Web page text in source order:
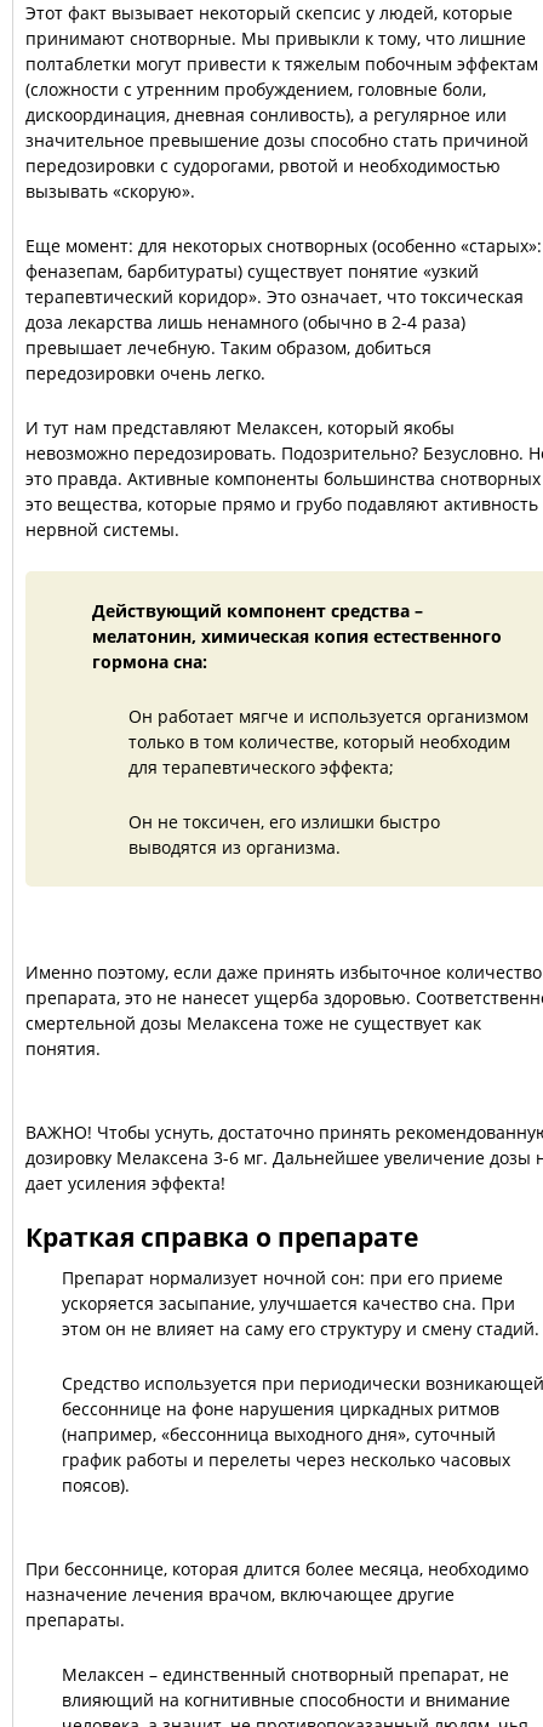
Этот факт вызывает некоторый скепсис у людей, которые
принимают снотворные. Мы привыкли к тому, что лишние
полтаблетки могут привести к тяжелым побочным эффектам
(сложности с утренним пробуждением, головные боли,
дискоординация, дневная сонливость), а регулярное или
значительное превышение дозы способно стать причиной
передозировки с судорогами, рвотой и необходимостью
вызывать «скорую».
Еще момент: для некоторых снотворных (особенно «старых»:
феназепам, барбитураты) существует понятие «узкий
терапевтический коридор». Это означает, что токсическая
доза лекарства лишь ненамного (обычно в 2-4 раза)
превышает лечебную. Таким образом, добиться
передозировки очень легко.
И тут нам представляют Мелаксен, который якобы
невозможно передозировать. Подозрительно? Безусловно.
это правда. Активные компоненты большинства снотворных
это вещества, которые прямо и грубо подавляют активность
нервной системы.
Действующий компонент средства –
мелатонин, химическая копия естественного
гормона сна:
Он работает мягче и используется организмом
только в том количестве, который необходим
для терапевтического эффекта;
Он не токсичен, его излишки быстро
выводятся из организма.
Именно поэтому, если даже принять избыточное количество
препарата, это не нанесет ущерба здоровью.
смертельной дозы Мелаксена тоже не существует как
понятия.
ВАЖНО! Чтобы уснуть, достаточно принять
дозировку Мелаксена 3-6 мг. Дальнейшее увеличение дозы
дает усиления эффекта!
Краткая справка о препарате
Препарат нормализует ночной сон: при его приеме
ускоряется засыпание, улучшается качество сна. При
этом он не влияет на саму его структуру и смену стадий.
Средство используется при периодически возникающей
бессоннице на фоне нарушения циркадных ритмов
(например, «бессонница выходного дня», суточный
график работы и перелеты через несколько часовых
поясов).
При бессоннице, которая длится более месяца, необходимо
назначение лечения врачом, включающее другие
препараты.
Мелаксен – единственный снотворный препарат, не
влияющий на когнитивные способности и внимание